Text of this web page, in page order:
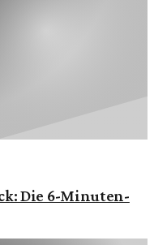
Die 6-Minuten-